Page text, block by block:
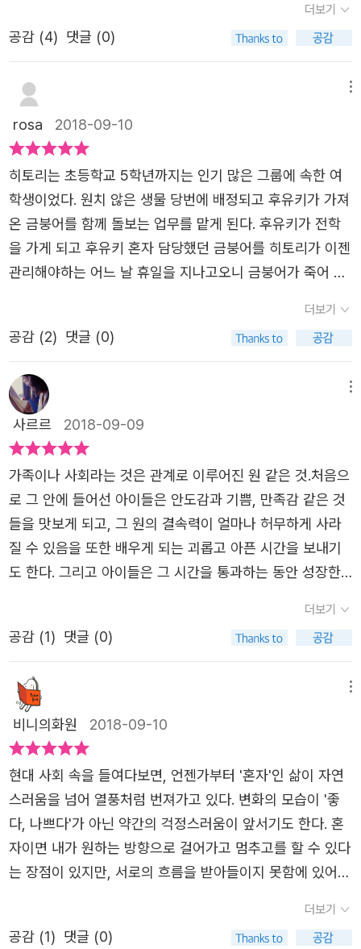
그려 내는 인물들은 아무리 악인이라 해도 이면에 가슴 아픈
절의 상처를 안고 지내는 주인공뿐 아니라 시샘과 질투, 원
망과 비교로 인해 친구와 자기 자신을 갉아 먹는 결정을 내
리고 마는 악역들까지도 연민 어리게 바라볼 수 있다. 또한
이런 ‘외톨이들’을 만들어 낸 비틀린 심성의 어른들도 잘 표
현된다. 청소년기에 어른들이 주는 상처는 너무나 커서, 때
로 내면의 무언가를 부수어 버리고 만다는 점이 설득력 있게
그려진다. 독자들은 이 잔잔하고 아름다운 이야기를 따라 읽
으며 눈물짓다가, 자기 안의 어리고 약한 부분들까지 들여다
복을 보여 주는 이 작품을 통해, 아픔을 극복한 모두의 앞날
이 참다운 해피엔딩을 맞기를 응원하게 될 것이다. 이것저
어 버린 거다. 하지만 누가 나쁘다든가, 누가 피해자라든가,
그런 걸 생각할 마음은 들지 않았다. 불모지라는 생각이 든
다. 억지로 말로 한다면, 모두 나쁘다. 그리고 모두 불쌍하다.
그러니까 나는 히토리코로 좋아. 금요일에 모두 함께 파를
얹은 카레우동을 먹었다. 그리고 돌아오는 길에 히토코는 그
렇게 말했다. 후유키와 호리코시를 고요히 용서했다. ― 27
5면
는 이야기들 속에서 각 인물의 그림이 더 마음을 불편하게
만들었다. 공감과 이해를 하다 보니마음은 아프다. 소설다운
결론이 아닌 현실스러운 마무리가 난 오히려 좋지 않았
다. 영화 같은 이야기이길 바라는 마음. 마치 모든 결말은 해
피엔딩이길 바라는 소녀 같은 마음을 갖게 된 걸까...? 누군
가에게는 위로와 치유였을지도 모르지만, 내게는 조금 더 아
픔이었던 소설.
구였던 아이들, 특히 가장 친했던 가호가 앞장서서 선생에
땐 오해가 아니다. 음침하고 저속한 악의이지. 선생은 처음
어항을 가져와 금붕어를 돌본 후유코라는 남자애를 좋아했
다. 이혼의 스트레스로 고통 받던 그는 후유코를 자신의 아
들 대신으로 여기며 위안한다. 그러나 후유코는 자녀과잉보
호가 거의 정신병인 지경인 엄마의 손에 끌려 전학을 갔다.
히스테리는 극에 달했고 만만한 여자아이 히토코가 희생양
이 된다. 머리를 내리치고 증거도 없이 아이를 단죄하고 공
개사과라는 치명적인 수치심을 가한 후 본인이 앞장서 아이
입장에선 그야말로 재수가 없었다고 밖에 볼 수가 없다. 하
필이면 모두의 악의가 그날 죽은 금붕어를 통해 대단합해 버
렸으니 말이다. 중반까지는 좀 황당했다. 무슨 이런 성장소
설이 다 있지 했다. 애고 어른이고 어쩜 이렇게 하나 같이 밉
상에 얄밉고 이기적이고 저 잘난 줄 알고 공격적인 동시에
비겁할까. 마음이 삐죽삐죽해졌다. 외톨이를 자처하는 히토
코에게조차 공감이 가지 않았다. 먼저 왕따가 되지 않았다면
나서서 다른 아이를 왕따 시킬 법한 성격을 가지고 있었으니
까. 학급 안의 누구라도 왕따가 될 수 있고 학급 안의 누구라
도 왕따 가해자가 될 수 있다. 대단히 특별하게 못나고 못된
애들의 짓거리가 아니다. 아이들이 맞이한 합창대회만 봐도
알 수 있다. 소모적인 질투와 경쟁, 신경전과 소소한 폭력들
다. 우리 때도 이랬던가? 모르겠다. 요즘의 아이들은 정말 이
럴까. 그것도 모르겠다. 확실한 건 이렇게 자란 아이들이 후
유코의 엄마같은 히토코의 담임 같은 어른으로 자랄 것 같다
는 거다. '불모지라는 생각이 든다. 억지로 말로 한다면, 모
두 나쁘다. 그리고 모두 불쌍하다. 그러니까 나는 히토리코
(외톨이)로 좋아.'(p275) 희망적이지 않은 결말을 매우 싫
어한다. 그런데 이 책은 그 적당적당한 결말 때문에 중반까
지의 싫었던 전개를 뒤엎고 조금 좋아져버렸다. 히토코는 고
통을 준 그 시절 모든 친구들과 화해하지는 않는다. 또한 지
금의 성격을 버리고 다시 무리 속으로 편입할 생각도 없다.
를 분별할 뿐이다. 적당히 거리를 두고, 느긋하게 웃을 수 있
는 관계들을 자연스레 형성하면서. 엄마의 집착으로 고통받
더보기
공감 (4) 댓글 (0)
rosa 2018-09-10
히토리는 초등학교 5학년까지는 인기 많은 그룹에 속한 여
학생이었다. 원치 않은 생물 당번에 배정되고 후유키가 가져
온 금붕어를 함께 돌보는 업무를 맡게 된다. 후유키가 전학
을 가게 되고 후유키 혼자 담당했던 금붕어를 히토리가 이젠
관리해야하는 어느 날 휴일을 지나고오니 금붕어가 죽어 있
를 당하게 된다.외톨이가 된 히토리는 초등학교를 졸업하고
중학교에서는 학교 동호회 대신 마을의 규 할머니로부터 피
다.금붕어사건, 즉 히토리의 외톨이가 된 과정을 그와 관련
됐던 아이들의시점에서 이야기한다.과연 누가 가해자고 누
가 피해자인 걸까?금붕어가 죽게 된 원인제공자도 있고 히
토리가 이지매를 당하는 빌미를 제공하는 아이도 있고 억울
하지만 누구도 자기편이 되어주지 않은 상황에서 스스로 외
톨이가 되기로 선택한 아이도 있고 근본적인 원인인 금붕어
를 가져왔던 아이도 있다.내 입장에서 책의 내용을 보면 아
이들 각자 잘못도 있지만 가장 큰 가해자는 담임선생님이 아
안된다고 생각한다. 현실속에서도 그런 선생님이 있다면 그
반의 아이들은 어떤 걸 보고 배우게 될까? 그렇게 많이 등장
하진 않았지만책속의 아이들이 반목하게 되고 상처받게 하
는 데 가장 큰 공헌을 한 그 담임 선생님은 그 사건에 대해
어떻게 생각할 지 궁금하다.히토리와 후유키가 강한 아이들
이라서 참 다행이다라는 생각이 든다. 과연내가 그 위치에
있었다면 그렇게 성장할 수 있었을까라는 생각이 든다. 그리
고 말을 할 때 조심해야겠다는생각이 든다. 무심코 생각없이
던진 말 한마디로 한 사람의 인생을 망칠 수도 있다는 생각
이 든다. 한번 뱉은 말은 주어담기 어렵다는 말이 참 실감나
는 책이다.
더보기
공감 (2) 댓글 (0)
사르르 2018-09-09
가족이나 사회라는 것은 관계로 이루어진 원 같은 것.처음으
로 그 안에 들어선 아이들은 안도감과 기쁨, 만족감 같은 것
들을 맛보게 되고, 그 원의 결속력이 얼마나 허무하게 사라
질 수 있음을 또한 배우게 되는 괴롭고 아픈 시간을 보내기
도 한다. 그리고 아이들은 그 시간을 통과하는 동안 성장한
넘나드는 네 명의 아이가 있다. 히토코, 후유키, 가호, 아키
히로.금붕어 사건으로 모두에게 따돌림 받기 시작한 히토코.
히지 않아도 될 사람과는 얽히고 싶지 않다는 마음으로철저
히 히토리코로 살아간다.엄마의 지나친 집착과 정신이상 증
세로 고통 받는 후유키.얽히기를 거부하는 히토코가 묘하게
신경쓰이는 후유키는 그 원인에자신과 관련이 있음을 알게
되고 문화제 합창에 히토코를 끌어들인다.절친이었던 히토
코에 대한 열등감을 금붕어 사건 때 드러낸 가호.그 후로도
히토코와는 화해하지 않고 부딪히는 일들이 생긴다.그런 자
신을 싫어하면서도 가호는 자신의 원을 지켜나간다.줄곧 히
토코를 좋아했지만 바로 그 때문에고백과 사과가 늦어버린
아키히로.이 아이들 외에도 가족이라는 원이 부서진 모토야
나기 선생이나 후유키의 엄마 역시 외톨이들이다. 마치 외톨
더보기
공감 (1) 댓글 (0)
비니의화원 2018-09-10
현대 사회 속을 들여다보면, 언젠가부터 '혼자'인 삶이 자연
스러움을 넘어 열풍처럼 번져가고 있다. 변화의 모습이 '좋
다, 나쁘다'가 아닌 약간의 걱정스러움이 앞서기도 한다. 혼
자이면 내가 원하는 방향으로 걸어가고 멈추고를 할 수 있다
는 장점이 있지만, 서로의 흐름을 받아들이지 못함에 있어
입을 수도 있다는 것, 하지만 그 누구도 그 상처를 들여다보
지 않는다는 고립이 또다른 상처로 남을 수 있다. 일본 작가
더보기
공감 (1) 댓글 (0)